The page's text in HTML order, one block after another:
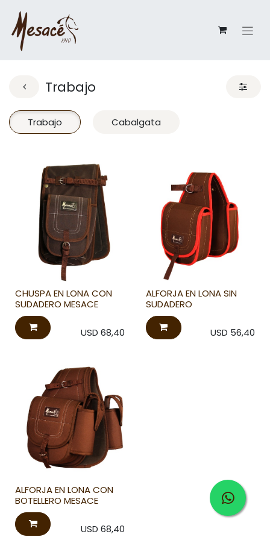
Trabajo
Trabajo Cabalgata
CHUSPA EN LONA CON
SUDADERO MESACE
USD 68,40
ALFORJA EN LONA SIN
SUDADERO
USD 56,40
ALFORJA EN LONA CON
BOTELLERO MESACE
USD 68,40